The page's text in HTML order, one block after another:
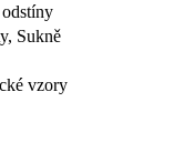
, Sukně
vzory